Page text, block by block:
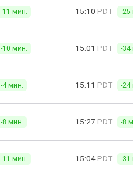
-11 мин. 15:10 PDT -25
-10 мин. 15:01 PDT -34
-4 мин. 15:11 PDT -24
-8 мин. 15:27 PDT -8
-11 мин. 15:04 PDT -31